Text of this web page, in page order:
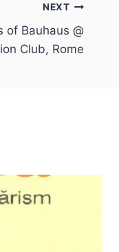
NEXT
of Bauhaus @
Club, Rome